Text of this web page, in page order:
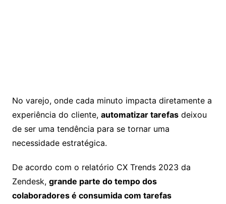
No varejo, onde cada minuto impacta diretamente a
experiência do cliente, automatizar tarefasdeixou
de ser uma tendência para se tornar uma
necessidade estratégica.
De acordo com o relatório CX Trends 2023 da
Zendesk, grande parte do tempo dos
colaboradores é consumida com tarefas